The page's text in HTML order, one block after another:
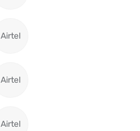
Airtel
Airtel
Airtel